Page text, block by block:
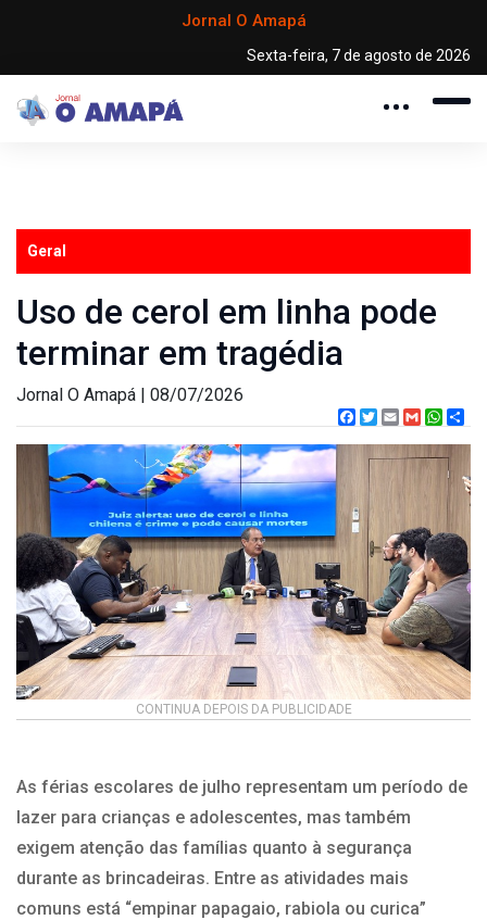
Jornal O Amapá
Sexta-feira, 7 de agosto de 2026
Geral
Uso de cerol em linha pode
terminar em tragédia
Jornal O Amapá | 08/07/2026
Facebook
TwitterEmailGmail
CONTINUA DEPOIS DA PUBLICIDADE
As férias escolares de julho representam um período de
lazer para crianças e adolescentes, mas também
exigem atenção das famílias quanto à segurança
durante as brincadeiras. Entre as atividades mais
comuns está “empinar papagaio, rabiola ou curica”